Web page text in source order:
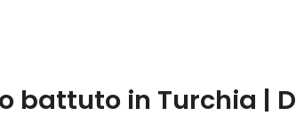
battuto in Turchia |